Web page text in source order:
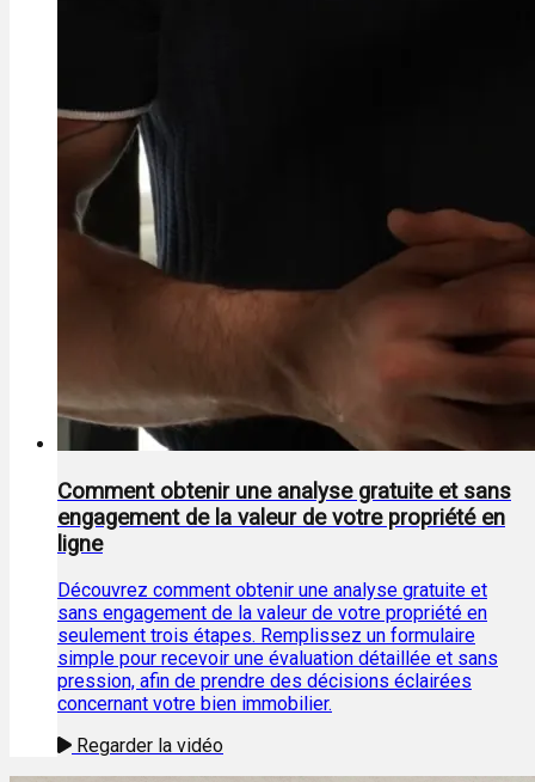
Comment obtenir une analyse gratuite et sans
engagement de la valeur de votre propriété en
ligne
Découvrez comment obtenir une analyse gratuite et
sans engagement de la valeur de votre propriété en
seulement trois étapes. Remplissez un formulaire
simple pour recevoir une évaluation détaillée et sans
pression, afin de prendre des décisions éclairées
concernant votre bien immobilier.
Regarder la vidéo